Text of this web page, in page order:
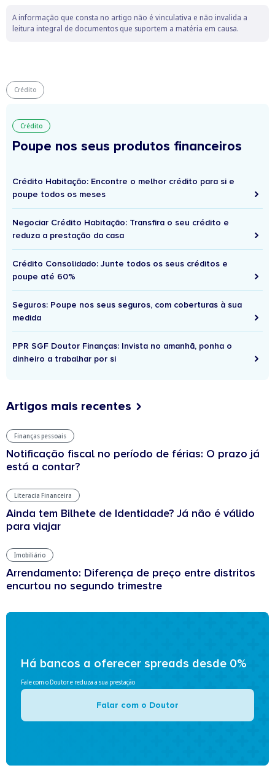
A informação que consta no artigo não é vinculativa e não invalida a
leitura integral de documentos que suportem a matéria em causa.
Crédito
Crédito
Poupe nos seus produtos financeiros
Crédito Habitação: Encontre o melhor crédito para si e
poupe todos os meses
Negociar Crédito Habitação: Transfira o seu crédito e
reduza a prestação da casa
Crédito Consolidado: Junte todos os seus créditos e
poupe até 60%
Seguros: Poupe nos seus seguros, com coberturas à sua
medida
PPR SGF Doutor Finanças: Invista no amanhã, ponha o
dinheiro a trabalhar por si
Artigos mais recentes
Finanças pessoais
Notificação fiscal no período de férias: O prazo já
está a contar?
Literacia Financeira
Ainda tem Bilhete de Identidade? Já não é válido
para viajar
Imobiliário
Arrendamento: Diferença de preço entre distritos
encurtou no segundo trimestre
Há bancos a oferecer spreads desde 0%
Fale com o Doutor e reduza a sua prestação
Falar com o Doutor